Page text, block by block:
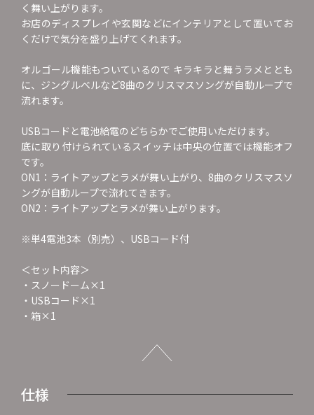
く舞い上がります。
お店のディスプレイや玄関などにインテリアとして置いてお
くだけで気分を盛り上げてくれます。
オルゴール機能もついているので キラキラと舞うラメととも
に、ジングルベルなど8曲のクリスマスソングが自動ループで
流れます。
USBコードと電池給電のどちらかでご使用いただけます。
底に取り付けられているスイッチは中央の位置では機能オフ
です。
ON1：ライトアップとラメが舞い上がり、8曲のクリスマスソ
ングが自動ループで流れてきます。
ON2：ライトアップとラメが舞い上がります。
※単4電池3本（別売）、USBコード付
＜セット内容＞
・スノードーム×1
・USBコード×1
・箱×1
仕様